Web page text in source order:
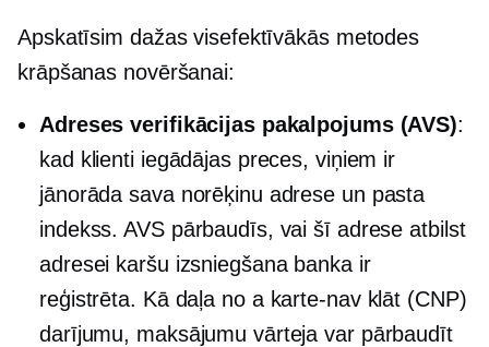
Apskatīsim dažas visefektīvākās metodes
krāpšanas novēršanai:
Adreses verifikācijas pakalpojums (AVS):
kad klienti iegādājas preces, viņiem ir
jānorāda sava norēķinu adrese un pasta
indekss. AVS pārbaudīs, vai šī adrese atbilst
adresei karšu izsniegšanabanka ir
reģistrēta. Kā daļa no a karte-nav klāt (CNP)
darījumu, maksājumu vārteja var pārbaudīt